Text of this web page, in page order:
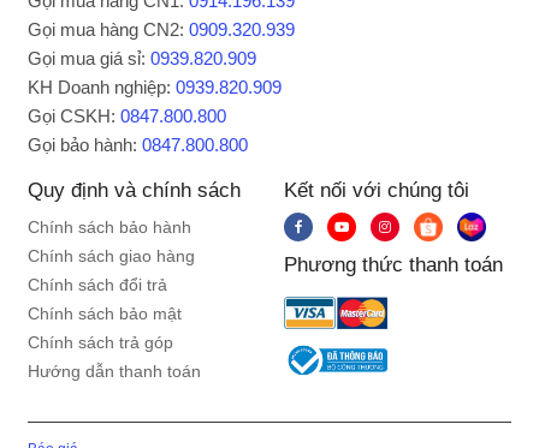
Kết nối với chúng tôi
Phương thức thanh toán
Gọi mua hàng CN2:0909.320.939
Gọi mua giá sỉ:0939.820.909
KH Doanh nghiệp:0939.820.909
Gọi CSKH:0847.800.800
Gọi bảo hành:0847.800.800
Quy định và chính sách
Chính sách bảo hành
Chính sách giao hàng
Chính sách đổi trả
Chính sách bảo mật
Chính sách trả góp
Hướng dẫn thanh toán